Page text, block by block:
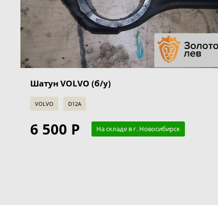
Шатун VOLVO (б/у)
VOLVO D12A
6 500 Р На складе в г. Новосибирск